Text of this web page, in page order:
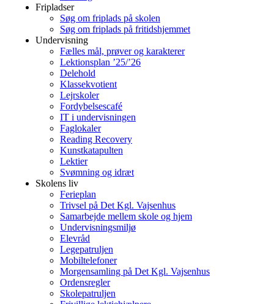
Fripladser
Søg om friplads på skolen
Søg om friplads på fritidshjemmet
Undervisning
Fælles mål, prøver og karakterer
Lektionsplan ’25/’26
Delehold
Klassekvotient
Lejrskoler
Fordybelsescafé
IT i undervisningen
Faglokaler
Reading Recovery
Kunstkatapulten
Lektier
Svømning og idræt
Skolens liv
Ferieplan
Trivsel på Det Kgl. Vajsenhus
Samarbejde mellem skole og hjem
Undervisningsmiljø
Elevråd
Legepatruljen
Mobiltelefoner
Morgensamling på Det Kgl. Vajsenhus
Ordensregler
Skolepatruljen